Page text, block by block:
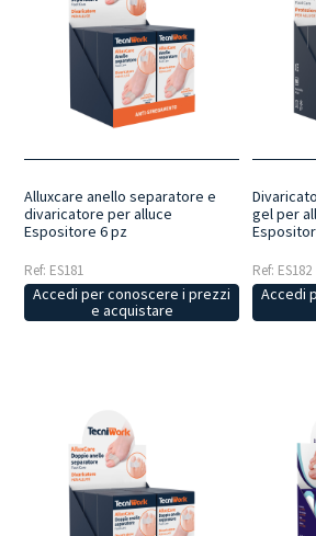
Alluxcare anello separatore e
divaricatore per alluce
Espositore 6 pz
Ref: ES181
Accedi per conoscere i prezzi
e acquistare
gel per
Ref: ES182
Accedi